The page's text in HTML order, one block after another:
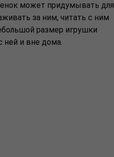
может придумывать для
за ним, читать с ним
размер игрушки
ней и вне дома.